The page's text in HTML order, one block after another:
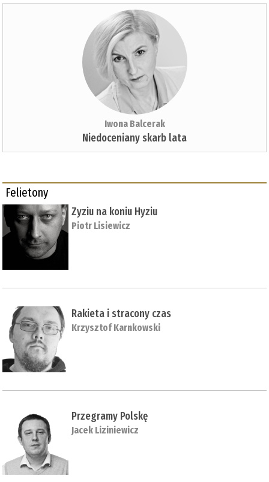
Iwona Balcerak
Niedoceniany skarb lata
Felietony
Zyziu na koniu Hyziu
Piotr Lisiewicz
Rakieta i stracony czas
Krzysztof Karnkowski
Przegramy Polskę
Jacek Liziniewicz